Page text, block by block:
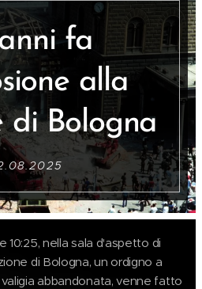
fa
alla
di Bologna
10:25, nella sala d'aspetto di
di Bologna, un ordigno a
abbandonata, venne fatto